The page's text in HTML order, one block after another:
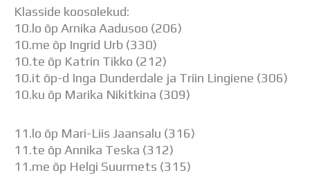
Lapsevanemale
Vilistlastele
Toitlustamine
Virtuaaltuur
Õpilasesindus
Kontaktid
Klasside koosolekud:
10.lo õp Arnika Aadusoo (206)
10.me õp Ingrid Urb (330)
10.te õp Katrin Tikko (212)
10.it õp-d Inga Dunderdale ja Triin Lingiene (306)
10.ku õp Marika Nikitkina (309)
11.lo õp Mari-Liis Jaansalu (316)
11.te õp Annika Teska (312)
11.me õp Helgi Suurmets (315)